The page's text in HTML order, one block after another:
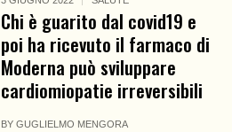
Chi è guarito dal covid19 e
poi ha ricevuto il farmaco di
Moderna può sviluppare
cardiomiopatie irreversibili
BYGUGLIELMO MENGORA